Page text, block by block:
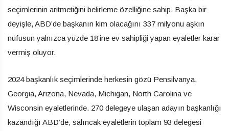
seçimlerinin aritmetiğini belirleme özelliğine sahip. Başka bir
deyişle, ABD’de başkanın kim olacağını 337 milyonu aşkın
nüfusun yalnızca yüzde 18’ine ev sahipliği yapan eyaletler karar
vermiş oluyor.
2024 başkanlık seçimlerinde herkesin gözü Pensilvanya,
Georgia, Arizona, Nevada, Michigan, North Carolina ve
Wisconsin eyaletlerinde. 270 delegeye ulaşan adayın başkanlığı
kazandığı ABD’de, salıncak eyaletlerin toplam 93 delegesi